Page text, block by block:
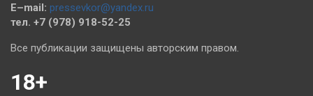
E–mail: pressevkor@yandex.ru
тел. +7 (978) 918-52-25
Все публикации защищены авторским правом.
18+